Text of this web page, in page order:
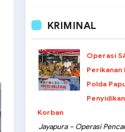
KRIMINAL
Operasi
Perikanan
Polda
Korban
Jayapura – Operasi